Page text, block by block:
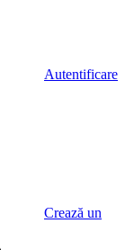
Autentificare
Crează un